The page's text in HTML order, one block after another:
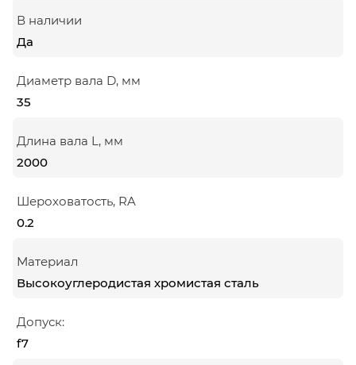
В наличии
Да
Диаметр вала D, мм
35
Длина вала L, мм
2000
Шероховатость, RA
0.2
Материал
Высокоуглеродистая хромистая сталь
Допуск:
f7